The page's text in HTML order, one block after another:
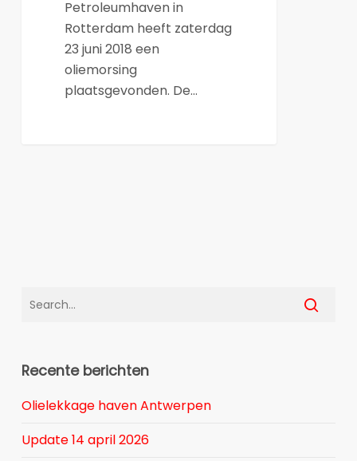
Petroleumhaven in
Rotterdam heeft zaterdag
23 juni 2018 een
oliemorsing
plaatsgevonden. De…
Recente berichten
Olielekkage haven Antwerpen
Update 14 april 2026